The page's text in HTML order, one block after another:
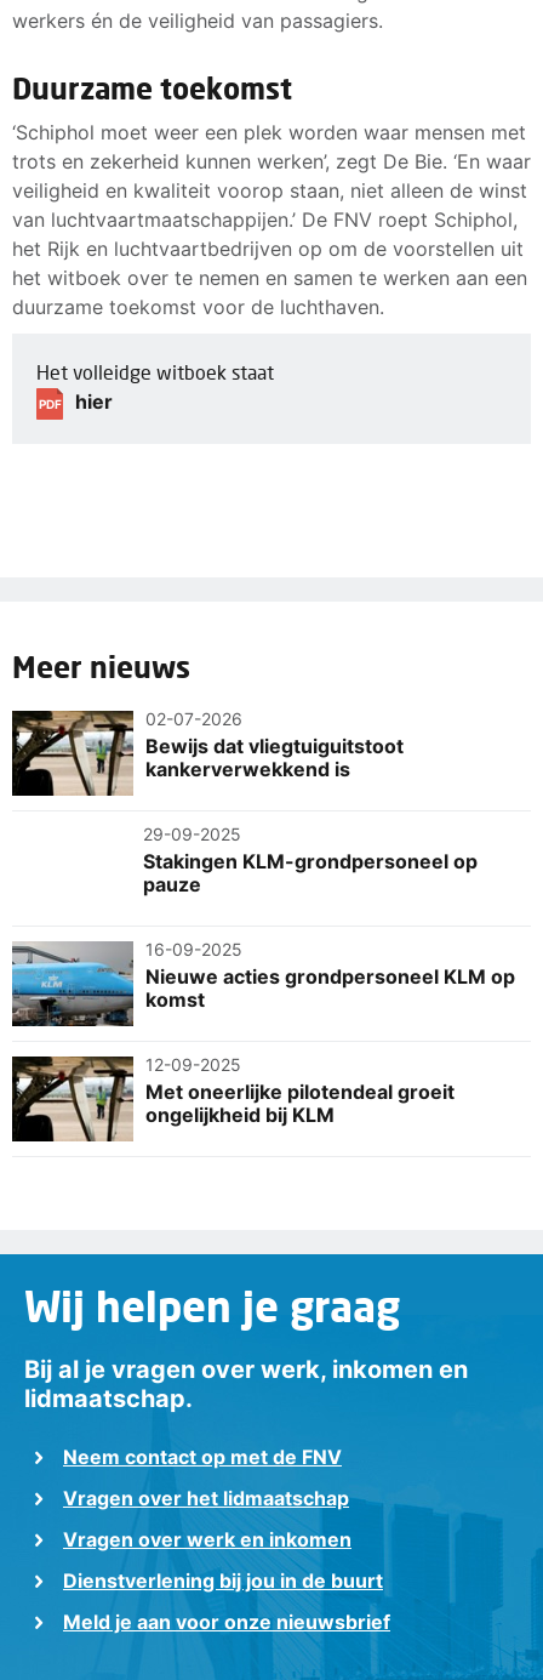
werkers én de veiligheid van passagiers.
Duurzame toekomst
‘Schiphol moet weer een plek worden waar mensen met
trots en zekerheid kunnen werken’, zegt De Bie. ‘En waar
veiligheid en kwaliteit voorop staan, niet alleen de winst
van luchtvaartmaatschappijen.’ De FNV roept Schiphol,
het Rijk en luchtvaartbedrijven op om de voorstellen uit
het witboek over te nemen en samen te werken aan een
duurzame toekomst voor de luchthaven.
Het volleidge witboek staat
PDF hier
Meer nieuws
02-07-2026
Bewijs dat vliegtuiguitstoot
kankerverwekkend is
29-09-2025
Stakingen KLM-grondpersoneel op
pauze
16-09-2025
Nieuwe acties grondpersoneel KLM op
komst
12-09-2025
Met oneerlijke pilotendeal groeit
ongelijkheid bij KLM
Wij helpen je graag
Bij al je vragen over werk, inkomen en
lidmaatschap.
Neem contact op met de FNV
Vragen over het lidmaatschap
Vragen over werk en inkomen
Dienstverlening bij jou in de buurt
Meld je aan voor onze nieuwsbrief